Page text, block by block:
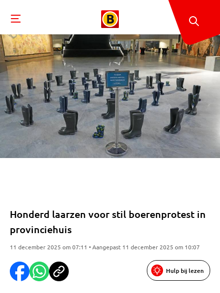
Honderd laarzen voor stil boerenprotest in
provinciehuis
11 december 2025 om 07:11 • Aangepast 11 december 2025 om 10:07
Hulp bij lezen